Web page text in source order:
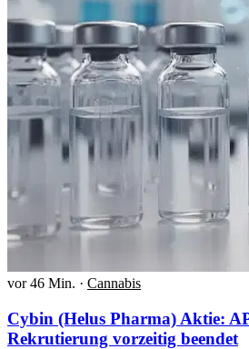
vor 46 Min. · Cannabis
Cybin (Helus Pharma) Aktie:
Rekrutierung vorzeitig beendet